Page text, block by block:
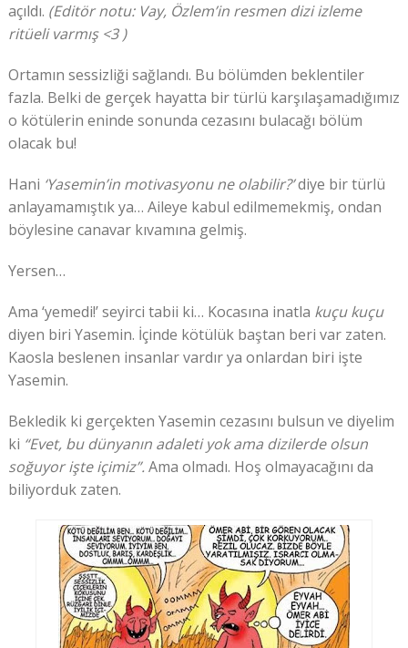
açıldı. (Editör notu: Vay, Özlem’in resmen dizi izleme
ritüeli varmış <3 )
Ortamın sessizliği sağlandı. Bu bölümden beklentiler
fazla. Belki de gerçek hayatta bir türlü karşılaşamadığımız
o kötülerin eninde sonunda cezasını bulacağı bölüm
olacak bu!
Hani ‘Yasemin’in motivasyonu ne olabilir?’diye bir türlü
anlayamamıştık ya… Aileye kabul edilmemekmiş, ondan
böylesine canavar kıvamına gelmiş.
Yersen…
Ama ‘yemedi!’ seyirci tabii ki… Kocasına inatla kuçu kuçu
diyen biri Yasemin. İçinde kötülük baştan beri var zaten.
Kaosla beslenen insanlar vardır ya onlardan biri işte
Yasemin.
Bekledik ki gerçekten Yasemin cezasını bulsun ve diyelim
ki “Evet, bu dünyanın adaleti yok ama dizilerde olsun
soğuyor işte içimiz”. Ama olmadı. Hoş olmayacağını da
biliyorduk zaten.